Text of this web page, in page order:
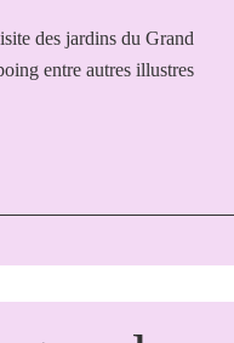
des jardins du Grand
entre autres illustres